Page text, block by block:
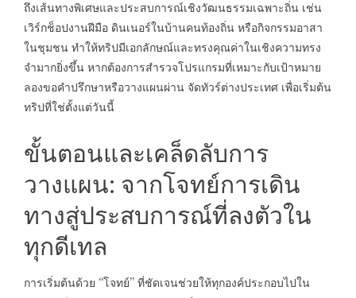
ถึงเส้นทางพิเศษและประสบการณ์เชิงวัฒนธรรมเฉพาะถิ่น เช่น
เวิร์กช็อปงานฝีมือ ดินเนอร์ในบ้านคนท้องถิ่น หรือกิจกรรมอาสา
ในชุมชน ทำให้ทริปมีเอกลักษณ์และทรงคุณค่าในเชิงความทรง
จำมากยิ่งขึ้น หากต้องการสำรวจโปรแกรมที่เหมาะกับเป้าหมาย
ลองขอคำปรึกษาหรือวางแผนผ่าน จัดทัวร์ต่างประเทศ เพื่อเริ่มต้น
ทริปที่ใช่ตั้งแต่วันนี้
ขั้นตอนและเคล็ดลับการ
วางแผน: จากโจทย์การเดิน
ทางสู่ประสบการณ์ที่ลงตัวใน
ทุกดีเทล
การเริ่มต้นด้วย “โจทย์” ที่ชัดเจนช่วยให้ทุกองค์ประกอบไปใน